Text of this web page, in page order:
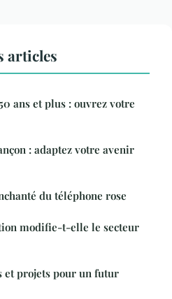
articles
ans et plus : ouvrez votre
: adaptez votre avenir
du téléphone rose
modifie-t-elle le secteur
et projets pour un futur